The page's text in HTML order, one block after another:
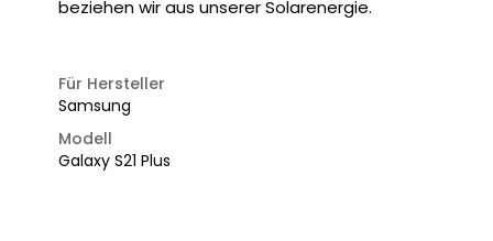
beziehen wir aus unserer Solarenergie.
Für Hersteller
Samsung
Modell
Galaxy S21 Plus